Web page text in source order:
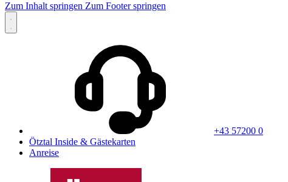
Zum Inhalt springen Zum Footer springen
+43 57200 0
Ötztal Inside & Gästekarten
Anreise